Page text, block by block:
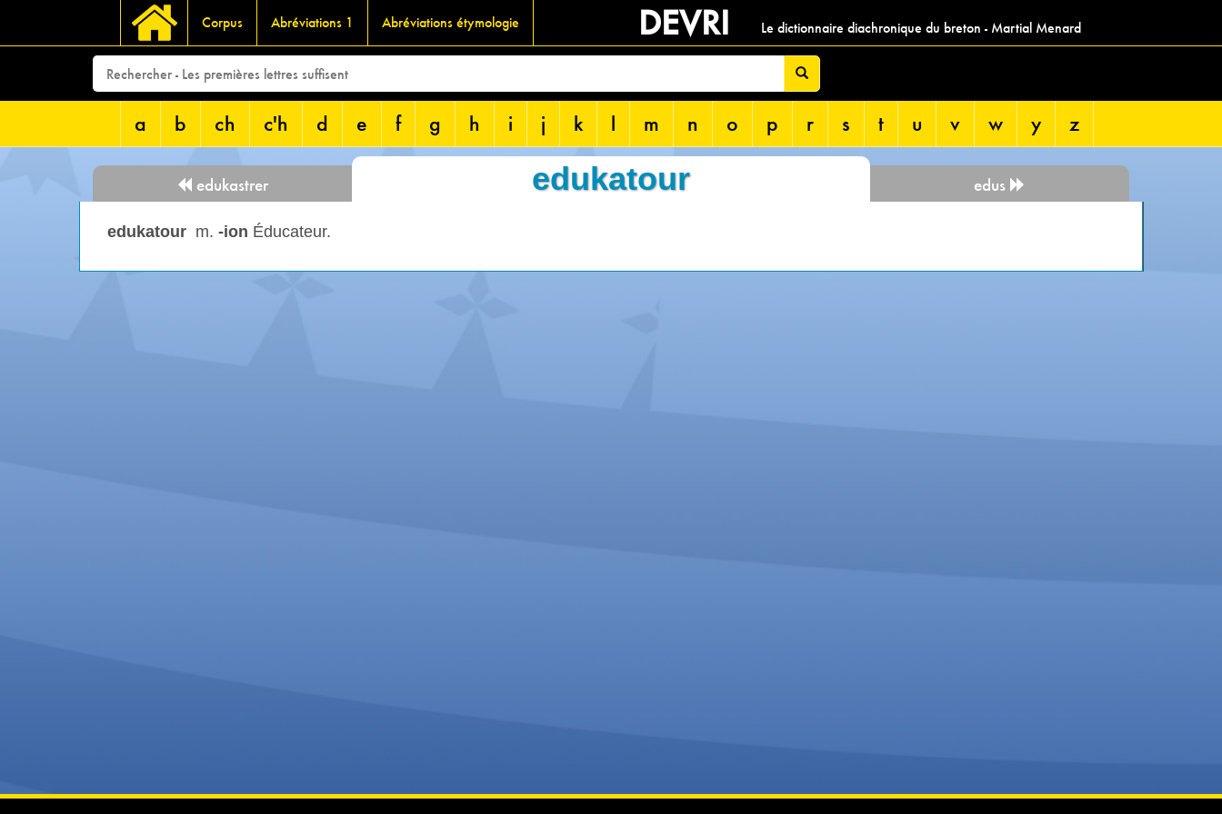
Corpus Abréviations 1 Abréviations étymologie DEVRI Le dictionnaire diachronique du breton - Martial Menard
a b ch c'h d e f g h i j k l m n o p r s t u v w y z
edukastrer edukatour edus
edukatour m. -ion Éducateur.